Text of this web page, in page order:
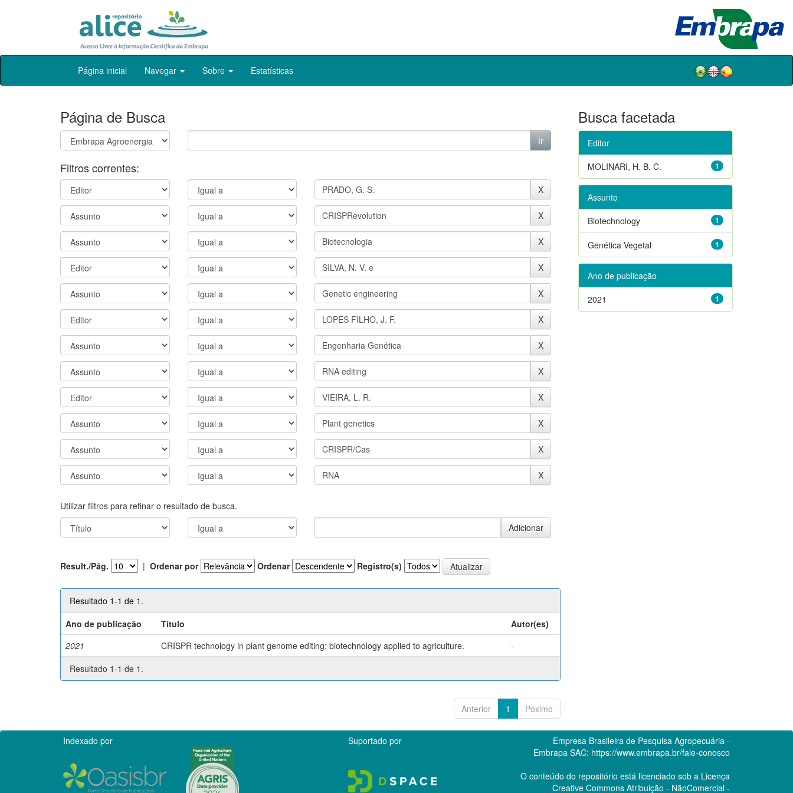
Skip
Página inicial Navegar Sobre Estatísticas
Página de Busca
Filtros correntes:
Utilizar filtros para refinar o resultado de busca.
Result./Pág. | Ordenar por Ordenar Registro(s)
Resultado 1-1 de 1.
Ano de publicação
Título
Autor(es)
2021
CRISPR technology in plant genome editing: biotechnology applied to agriculture.
-
Resultado 1-1 de 1.
Anterior 1 Póximo
Busca facetada
Editor
1
MOLINARI, H. B. C.
Assunto
1
Biotechnology
1
Genética Vegetal
Ano de publicação
1
2021
Indexado por Suportado por
Empresa Brasileira de Pesquisa Agropecuária -
Embrapa SAC: https://www.embrapa.br/fale-conosco
O conteúdo do repositório está licenciado sob a Licença
Creative CommonsAtribuição - NãoComercial -